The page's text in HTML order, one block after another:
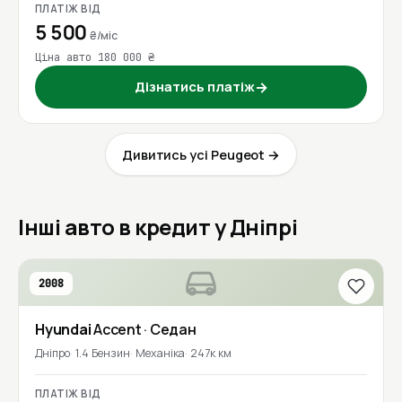
ПЛАТІЖ ВІД
5 500₴/міс
Ціна авто 180 000 ₴
Дізнатись платіж→
Дивитись усі Peugeot →
Інші авто в кредит у Дніпрі
2008
HyundaiAccent· Седан
Дніпро 1.4 Бензин Механіка 247к км
ПЛАТІЖ ВІД